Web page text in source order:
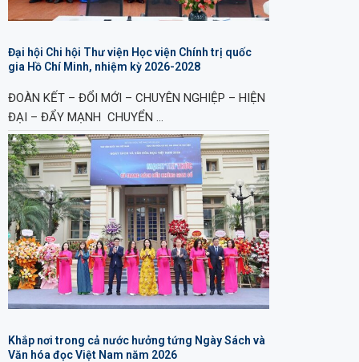
Đại hội Chi hội Thư viện Học viện Chính trị quốc
gia Hồ Chí Minh, nhiệm kỳ 2026-2028
ĐOÀN KẾT – ĐỔI MỚI – CHUYÊN NGHIỆP – HIỆN
ĐẠI – ĐẨY MẠNH CHUYỂN …
Khắp nơi trong cả nước hưởng tứng Ngày Sách và
Văn hóa đọc Việt Nam năm 2026